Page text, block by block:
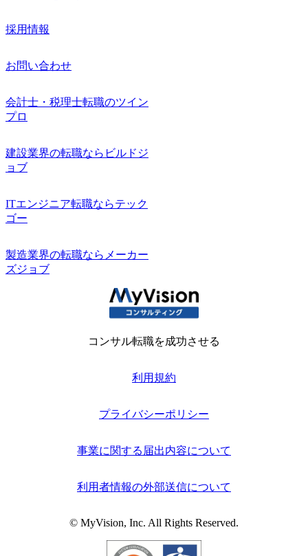
採用情報
お問い合わせ
会計士・税理士転職のツイン
プロ
建設業界の転職ならビルドジ
ョブ
ITエンジニア転職ならテック
ゴー
製造業界の転職ならメーカー
ズジョブ
コンサル転職を成功させる
利用規約
プライバシーポリシー
事業に関する届出内容について
利用者情報の外部送信について
© MyVision, Inc. All Rights Reserved.